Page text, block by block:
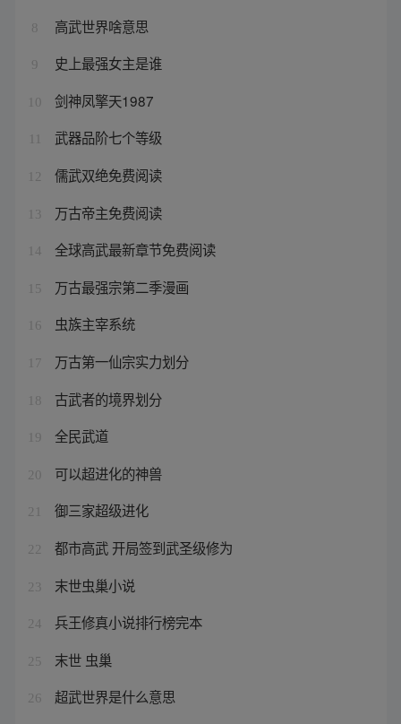
8 高武世界啥意思
9 史上最强女主是谁
10 剑神凤擎天1987
武器品阶七个等级
12 儒武双绝免费阅读
13 万古帝主免费阅读
14 全球高武最新章节免费阅读
15 万古最强宗第二季漫画
16 虫族主宰系统
17 万古第一仙宗实力划分
18 古武者的境界划分
19 全民武道
20 可以超进化的神兽
21 御三家超级进化
22 都市高武 开局签到武圣级修为
23 末世虫巢小说
24 兵王修真小说排行榜完本
25 末世 虫巢
26
超武世界是什么意思